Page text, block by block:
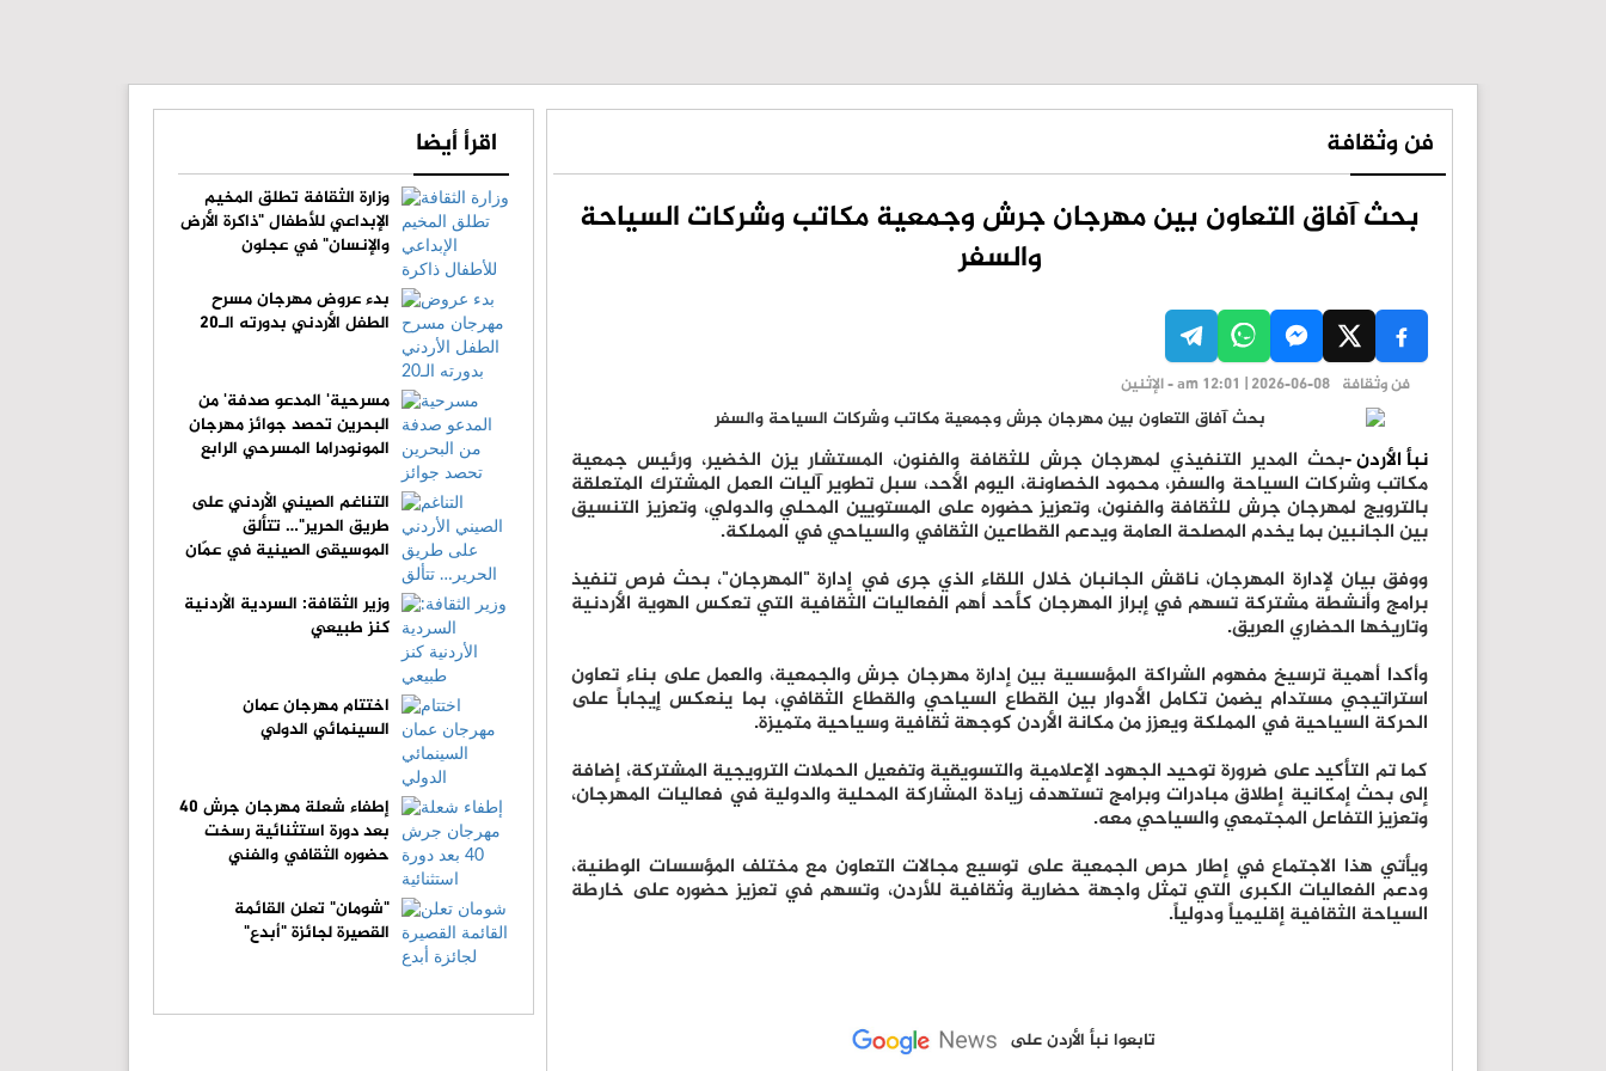
فن وثقافة
بحث آفاق التعاون بين مهرجان جرش وجمعية مكاتب وشركات السياحة
والسفر
فن وثقافة am 12:01 | 2026-06-08 - الإثنين
نبأ الأردن -بحث المدير التنفيذي لمهرجان جرش للثقافة والفنون، المستشار يزن الخضير، ورئيس جمعية
مكاتب وشركات السياحة والسفر، محمود الخصاونة، اليوم الأحد، سبل تطوير آليات العمل المشترك المتعلقة
بالترويج لمهرجان جرش للثقافة والفنون، وتعزيز حضوره على المستويين المحلي والدولي، وتعزيز التنسيق
بين الجانبين بما يخدم المصلحة العامة ويدعم القطاعين الثقافي والسياحي في المملكة.
ووفق بيان لإدارة المهرجان، ناقش الجانبان خلال اللقاء الذي جرى في إدارة "المهرجان"، بحث فرص تنفيذ
برامج وأنشطة مشتركة تسهم في إبراز المهرجان كأحد أهم الفعاليات الثقافية التي تعكس الهوية الأردنية
وتاريخها الحضاري العريق.
وأكدا أهمية ترسيخ مفهوم الشراكة المؤسسية بين إدارة مهرجان جرش والجمعية، والعمل على بناء تعاون
استراتيجي مستدام يضمن تكامل الأدوار بين القطاع السياحي والقطاع الثقافي، بما ينعكس إيجاباً على
الحركة السياحية في المملكة ويعزز من مكانة الأردن كوجهة ثقافية وسياحية متميزة.
كما تم التأكيد على ضرورة توحيد الجهود الإعلامية والتسويقية وتفعيل الحملات الترويجية المشتركة، إضافة
إلى بحث إمكانية إطلاق مبادرات وبرامج تستهدف زيادة المشاركة المحلية والدولية في فعاليات المهرجان،
وتعزيز التفاعل المجتمعي والسياحي معه.
ويأتي هذا الاجتماع في إطار حرص الجمعية على توسيع مجالات التعاون مع مختلف المؤسسات الوطنية،
ودعم الفعاليات الكبرى التي تمثل واجهة حضارية وثقافية للأردن، وتسهم في تعزيز حضوره على خارطة
السياحة الثقافية إقليمياً ودولياً.
تابعوا نبأ الأردن على
اقرأ أيضا
وزارة الثقافة تطلق المخيم
الإبداعي للأطفال "ذاكرة الأرض
والإنسان" في عجلون
بدء عروض مهرجان مسرح
الطفل الأردني بدورته الـ20
مسرحية' المدعو صدفة' من
البحرين تحصد جوائز مهرجان
المونودراما المسرحي الرابع
التناغم الصيني الأردني على
طريق الحرير"… تتألق
الموسيقى الصينية في عمّان
وزير الثقافة: السردية الأردنية
كنز طبيعي
اختتام مهرجان عمان
السينمائي الدولي
إطفاء شعلة مهرجان جرش 40
بعد دورة استثنائية رسخت
حضوره الثقافي والفني
"شومان" تعلن القائمة
القصيرة لجائزة "أبدع"